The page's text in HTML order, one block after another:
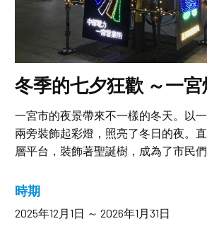
冬季的七夕狂歡 ～一宮
一宮市的夜景帶來不一樣的冬天。以
兩旁裝飾起彩燈，照亮了冬日的夜。
層平台，裝飾著聖誕樹，成為了市民們
時期
2025年12月1日 ～ 2026年1月31日